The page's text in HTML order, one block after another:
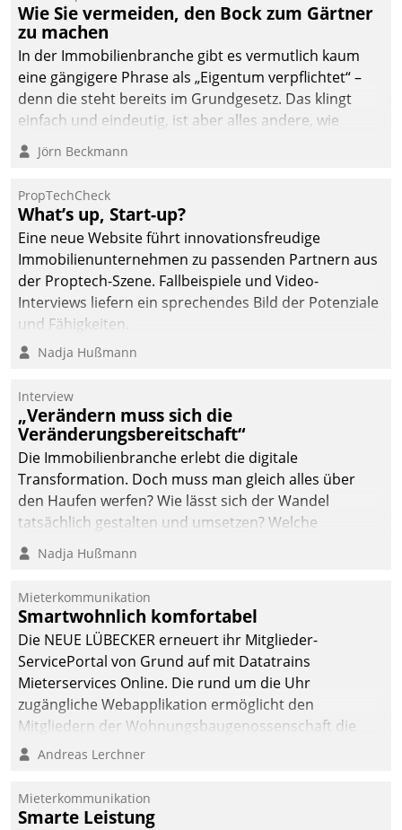
profitieren: Die nahtlose
Integration der Lösungen
von AktivBo und
Datatrain ermöglicht
automatisiert ausgelöste,
zielgerichtete
Mieterbefragungen – eine
starke Grundlage für
intelligente,
datengestützte
Entscheidungen.
Wie Sie vermeiden, den Bock zum Gärtner
zu machen
In der Immobilienbranche gibt es vermutlich kaum
eine gängigere Phrase als „Eigentum verpflichtet“ –
denn die steht bereits im Grundgesetz. Das klingt
einfach und eindeutig, ist aber alles andere, wie
Branchenbeschäftigte wissen. Denn mit der
Verantwortung folgen Verpflichtungen.
Jörn Beckmann
PropTechCheck
What’s up, Start-up?
Eine neue Website führt innovationsfreudige
Immobilienunternehmen zu passenden Partnern aus
der Proptech-Szene. Fallbeispiele und Video-
Interviews liefern ein sprechendes Bild der Potenziale
und Fähigkeiten.
Nadja Hußmann
Interview
„Verändern muss sich die
Veränderungsbereitschaft“
Die Immobilienbranche erlebt die digitale
Transformation. Doch muss man gleich alles über
den Haufen werfen? Wie lässt sich der Wandel
tatsächlich gestalten und umsetzen? Welche
Argumente zählen wirklich?
Nadja Hußmann
Mieterkommunikation
Smartwohnlich komfortabel
Die NEUE LÜBECKER erneuert ihr Mitglieder-
ServicePortal von Grund auf mit Datatrains
Mieterservices Online. Die rund um die Uhr
zugängliche Webapplikation ermöglicht den
Mitgliedern der Wohnungs­bau­genossenschaft die
Kontaktaufnahme per Smartphone, Tablet oder PC.
Andreas Lerchner
Mieterkommunikation
Smarte Leistung